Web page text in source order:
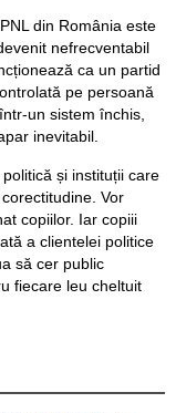
din România este
nefrecventabil
ca un partid
pe persoană
un sistem închis,
inevitabil.
și instituții care
Vor
copiilor. Iar copiii
a clientelei politice
să cer public
fiecare leu cheltuit